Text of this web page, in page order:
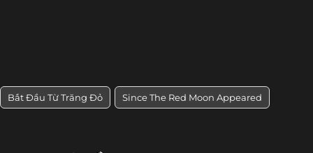
Bắt Đầu Từ Trăng Đỏ Since The Red Moon Appeared